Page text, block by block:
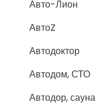
Авто-Лион
АвтоZ
Автодоктор
Автодом, СТО
Автодор, сауна